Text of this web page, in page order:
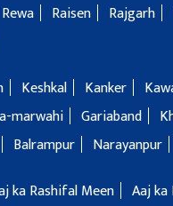
Rewa Raisen Rajgarh
Keshkal Kanker
marwahi Gariaband
Balrampur Narayanpur
ka Rashifal Meen Aaj